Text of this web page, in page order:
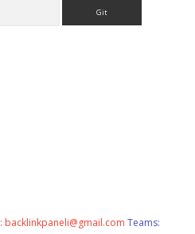
backlinkpaneli@gmail.com Teams: